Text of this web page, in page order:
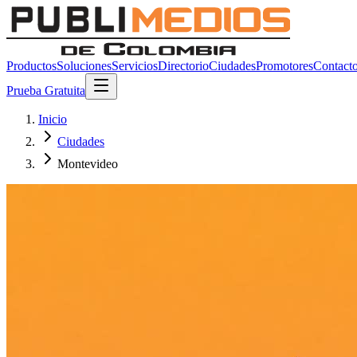
ProductosSolucionesServiciosDirectorioCiudadesPromotores
Prueba Gratuita
Inicio
Ciudades
Montevideo